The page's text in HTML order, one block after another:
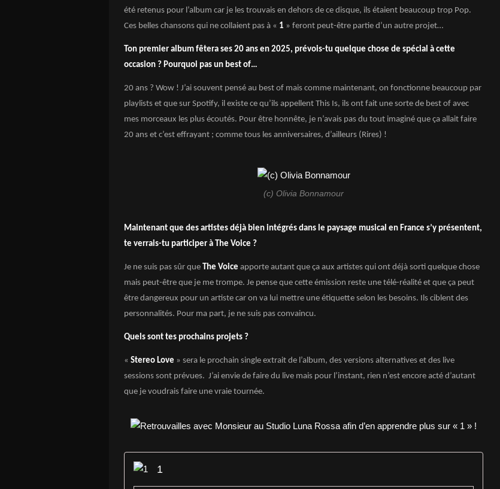
été retenus pour l’album car je les trouvais en dehors de ce disque, ils étaient beaucoup trop Pop.
Ces belles chansons qui ne collaient pas à « 1 » feront peut-être partie d’un autre projet…
Ton premier album fêtera ses 20 ans en 2025, prévois-tu quelque chose de spécial à cette
occasion ? Pourquoi pas un best of…
20 ans ? Wow ! J’ai souvent pensé au best of mais comme maintenant, on fonctionne beaucoup par
playlists et que sur Spotify, il existe ce qu’ils appellent This Is, ils ont fait une sorte de best of avec
mes morceaux les plus écoutés. Pour être honnête, je n’avais pas du tout imaginé que ça allait faire
20 ans et c’est effrayant ; comme tous les anniversaires, d’ailleurs (Rires) !
(c) Olivia Bonnamour
Maintenant que des artistes déjà bien intégrés dans le paysage musical en France s’y présentent,
te verrais-tu participer à The Voice ?
Je ne suis pas sûr que The Voice apporte autant que ça aux artistes qui ont déjà sorti quelque chose
mais peut-être que je me trompe. Je pense que cette émission reste une télé-réalité et que ça peut
être dangereux pour un artiste car on va lui mettre une étiquette selon les besoins. Ils ciblent des
personnalités. Pour ma part, je ne suis pas convaincu.
Quels sont tes prochains projets ?
« Stereo Love » sera le prochain single extrait de l’album, des versions alternatives et des live
sessions sont prévues. J’ai envie de faire du live mais pour l’instant, rien n’est encore acté d’autant
que je voudrais faire une vraie tournée.
1